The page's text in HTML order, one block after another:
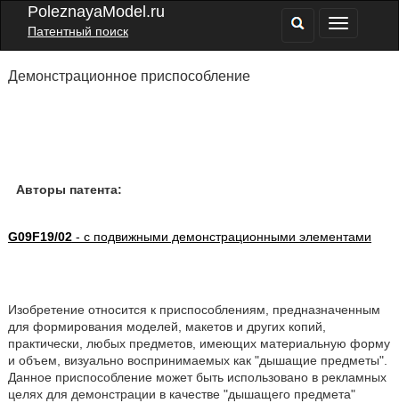
PoleznayaModel.ru
Патентный поиск
Демонстрационное приспособление
Авторы патента:
G09F19/02- с подвижными демонстрационными элементами
Изобретение относится к приспособлениям, предназначенным
для формирования моделей, макетов и других копий,
практически, любых предметов, имеющих материальную форму
и объем, визуально воспринимаемых как "дышащие предметы".
Данное приспособление может быть использовано в рекламных
целях для демонстрации в качестве "дышащего предмета"